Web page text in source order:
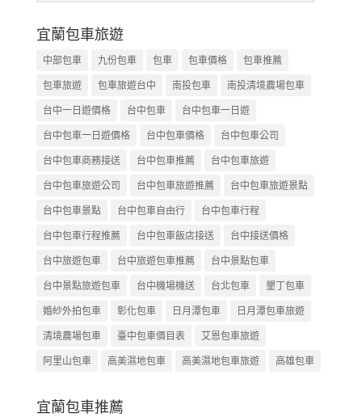
宜蘭包車旅遊
中部包車 九份包車 包車 包車價格
包車推薦
包車旅遊
包車旅遊台中 南投包車
南投清境農場包車
台中一日遊價格
台中包車
台中包車一日遊
台中包車一日遊價格
台中包車價格
台中包車公司
台中包車商務接送
台中包車推薦
台中包車旅遊
台中包車旅遊公司
台中包車旅遊推薦
台中包車旅遊景點
台中包車景點
台中包車自由行
台中包車行程
台中包車行程推薦
台中包車飯店接送
台中接送價格
台中旅遊包車
台中旅遊包車推薦
台中景點包車
台中景點旅遊包車
台中機場機送 台北包車
墾丁包車
婚紗外拍包車
彰化包車 日月潭包車
日月潭包車旅遊
清境農場包車
臺中包車價目表
艾恩包車旅遊
阿里山包車
高美濕地包車 高美濕地包車旅遊 高雄包車
宜蘭包車推薦